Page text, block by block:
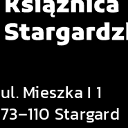
ul. Mieszka I 1
73–110 Stargard